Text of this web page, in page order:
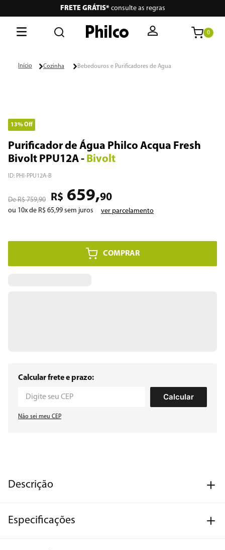
FRETE GRÁTIS*consulte as regras
0
Cozinha Bebedouros e Purificadores de Agua
13%Off
Purificador de Água Philco Acqua Fresh
Bivolt PPU12A- Bivolt
ID: PHI-PPU12A-B
R$ 759,90 R$ 659,90
ou 10x de R$ 65,99 sem juros ver parcelamento
COMPRAR
Calcular frete e prazo:
Calcular
Não sei meu CEP
Descrição
Especificações